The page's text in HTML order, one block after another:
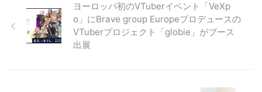
ヨーロッパ初のVTuberイベント「VeXp
o」にBrave group Europeプロデュースの
VTuberプロジェクト「globie」がブース
出展